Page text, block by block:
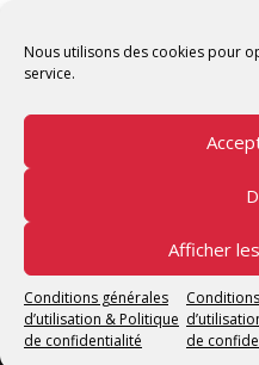
Nous utilisons des cookies pour
service.
Afficher
Conditions générales
d’utilisation & Politique
de confidentialité
de
Copyright © 2026
Tunisian Fablabsby